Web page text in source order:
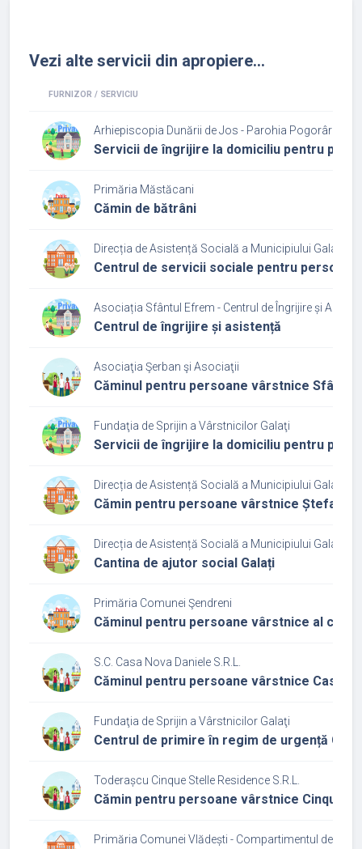
Vezi alte servicii din apropiere...
FURNIZOR / SERVICIU
Arhiepiscopia Dunării de Jos - Parohia Pogorârea
Servicii de îngrijire la domiciliu pentru
Primăria Măstăcani
Cămin de bătrâni
Direcția de Asistență Socială a Municipiului Galați
Centrul de servicii sociale pentru
Asociația Sfântul Efrem - Centrul de Îngrijire și
Centrul de îngrijire și asistență
Asociaţia Şerban şi Asociaţii
Căminul pentru persoane vârstnice Sfântul
Fundaţia de Sprijin a Vârstnicilor Galaţi
Servicii de îngrijire la domiciliu pentru
Direcția de Asistență Socială a Municipiului Galați
Cămin pentru persoane vârstnice Ștefan
Direcția de Asistență Socială a Municipiului Galați
Cantina de ajutor social Galați
Primăria Comunei Şendreni
Căminul pentru persoane vârstnice al
S.C. Casa Nova Daniele S.R.L.
Căminul pentru persoane vârstnice Casa
Fundaţia de Sprijin a Vârstnicilor Galaţi
Centrul de primire în regim de urgență
Toderașcu Cinque Stelle Residence S.R.L.
Cămin pentru persoane vârstnice Cinque
Primăria Comunei Vlădești - Compartimentul de